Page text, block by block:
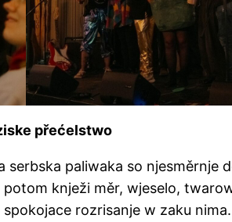
přećelstwo
serbska paliwaka so
knježi měr, wjeselo,
rozrisanje w zaku